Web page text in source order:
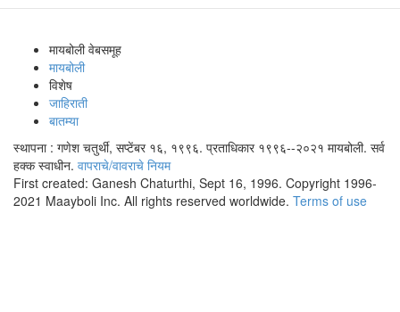
मायबोली वेबसमूह
मायबोली
विशेष
जाहिराती
बातम्या
स्थापना : गणेश चतुर्थी, सप्टेंबर १६, १९९६. प्रताधिकार १९९६--२०२१ मायबोली. सर्व
हक्क स्वाधीन. वापराचे/वावराचे नियम
First created: Ganesh Chaturthi, Sept 16, 1996. Copyright 1996-
2021 Maayboli Inc. All rights reserved worldwide. Terms of use